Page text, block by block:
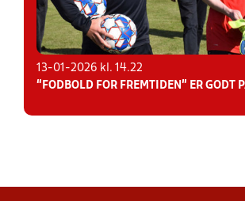
13-01-2026 kl. 14.22
“FODBOLD FOR FREMTIDEN” ER GODT